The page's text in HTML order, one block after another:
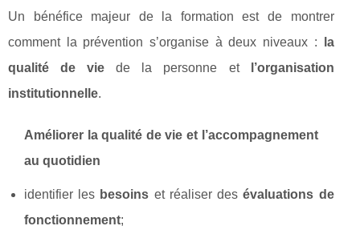
Un bénéfice majeur de la formation est de montrer
comment la prévention s’organise à deux niveaux :
la
qualité de vie de la personne et
l’organisation
institutionnelle.
Améliorer la qualité de vie et l’accompagnement
au quotidien
identifier les besoins et réaliser desévaluations de
fonctionnement;